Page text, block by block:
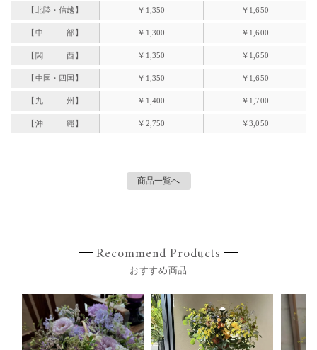
【北陸・信越】 ￥1,350 ￥1,650
【中 部】 ￥1,300 ￥1,600
【関 西】 ￥1,350 ￥1,650
【中国・四国】 ￥1,350 ￥1,650
【九 州】 ￥1,400 ￥1,700
【沖 縄】 ￥2,750 ￥3,050
商品一覧へ
Recommend Products
おすすめ商品